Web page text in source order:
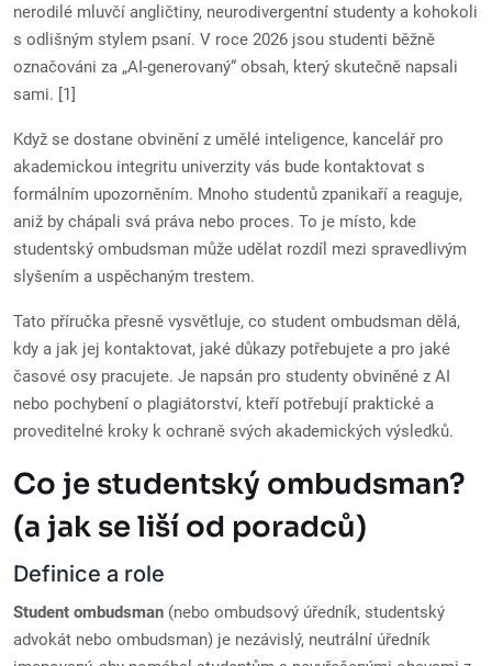
nerodilé mluvčí angličtiny, neurodivergentní studenty a kohokoli
s odlišným stylem psaní. V roce 2026 jsou studenti běžně
označováni za „AI-generovaný“ obsah, který skutečně napsali
sami. [1]
Když se dostane obvinění z umělé inteligence, kancelář pro
akademickou integritu univerzity vás bude kontaktovat s
formálním upozorněním. Mnoho studentů zpanikaří a reaguje,
aniž by chápali svá práva nebo proces. To je místo, kde
studentský ombudsman může udělat rozdíl mezi spravedlivým
slyšením a uspěchaným trestem.
Tato příručka přesně vysvětluje, co student ombudsman dělá,
kdy a jak jej kontaktovat, jaké důkazy potřebujete a pro jaké
časové osy pracujete. Je napsán pro studenty obviněné z AI
nebo pochybení o plagiátorství, kteří potřebují praktické a
proveditelné kroky k ochraně svých akademických výsledků.
Co je studentský ombudsman?
(a jak se liší od poradců)
Definice a role
Student ombudsman (nebo ombudsový úředník, studentský
advokát nebo ombudsman) je nezávislý, neutrální úředník